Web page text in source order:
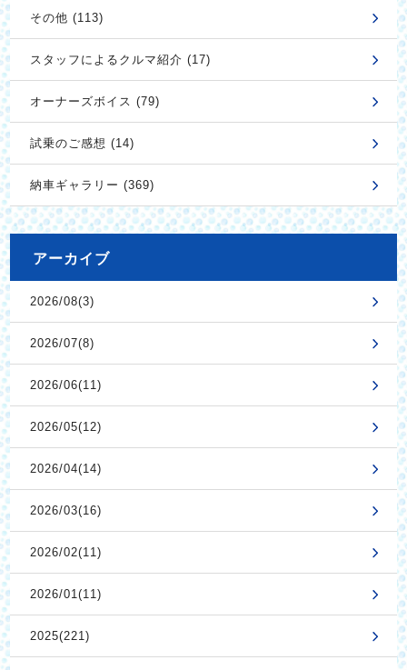
その他 (113)
スタッフによるクルマ紹介 (17)
オーナーズボイス (79)
試乗のご感想 (14)
納車ギャラリー (369)
アーカイブ
2026/08(3)
2026/07(8)
2026/06(11)
2026/05(12)
2026/04(14)
2026/03(16)
2026/02(11)
2026/01(11)
2025(221)